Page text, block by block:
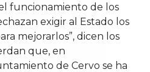
funcionamiento de los
exigir al Estado los
mejorarlos”, dicen los
que, en
de Cervo se ha